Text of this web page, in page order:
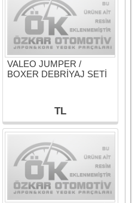
VALEO JUMPER /
BOXER DEBRİYAJ SETİ
TL